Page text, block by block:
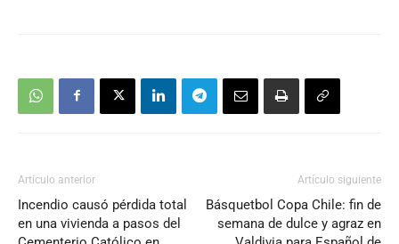
Artículo anterior
Incendio causó pérdida total
en una vivienda a pasos del
Artículo siguiente
Básquetbol Copa Chile: fin de
semana de dulce y agraz en